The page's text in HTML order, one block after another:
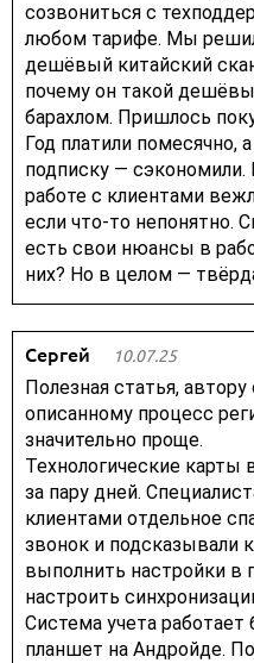
созвониться с
любом тарифе. Мы
дешёвый китайский
почему он такой
барахлом. Пришлось
Год платили помесячно,
подписку —
работе с клиентами
если что-то непонятно.
есть свои нюансы в
них? Но в целом —
Сергей 10.07.25
Полезная статья,
описанному процесс
значительно проще.
Технологические
за пару дней.
клиентами отдельное
звонок и подсказывали
выполнить настройки в
настроить
Система учета
планшет на Андройде.